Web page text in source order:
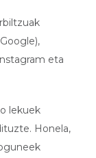
eta
lekuek
Honela,